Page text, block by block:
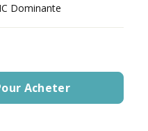
Dominante
Acheter